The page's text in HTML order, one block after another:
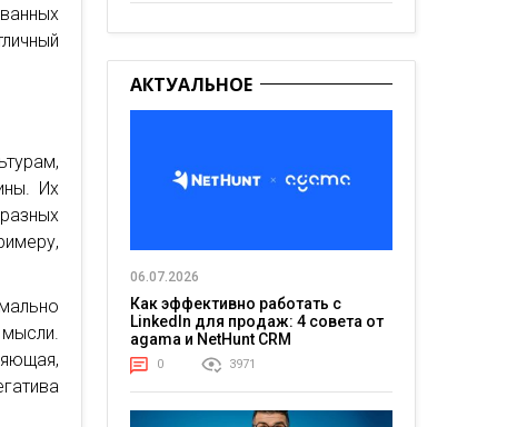
Их
АКТУАЛЬНОЕ
06.07.2026
Как эффективно работать с
LinkedIn для продаж: 4 совета от
agama и NetHunt CRM
0 3971